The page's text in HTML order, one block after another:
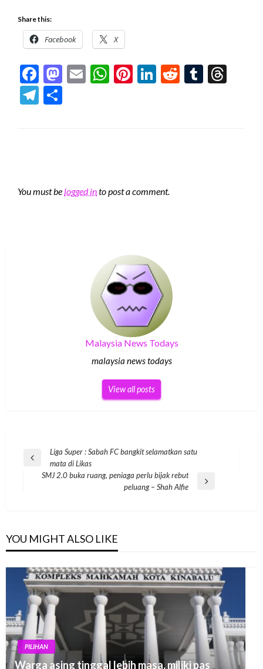
Share this:
Facebook X
Facebook
Mastodon
EmailWhatsApp
Pinterest
LinkedIn
RedditTumblr
Telegram
You must be logged into post a comment.
Malaysia News Todays
malaysia news todays
View all posts
Post
navigation
Previous
Liga Super : Sabah FC bangkit selamatkan satu
mata di Likas
SMJ 2.0 buka ruang, peniaga perlu bijak rebut
peluang – Shah Alfie
YOU MIGHT ALSO LIKE
PILIHAN
Warga asing tinggal lebih masa, miliki pas